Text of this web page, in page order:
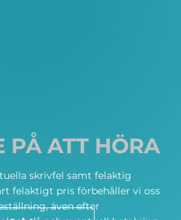
PÅ ATT HÖRA
skrivfel samt felaktig
felaktigt pris förbehåller vi oss
även efter